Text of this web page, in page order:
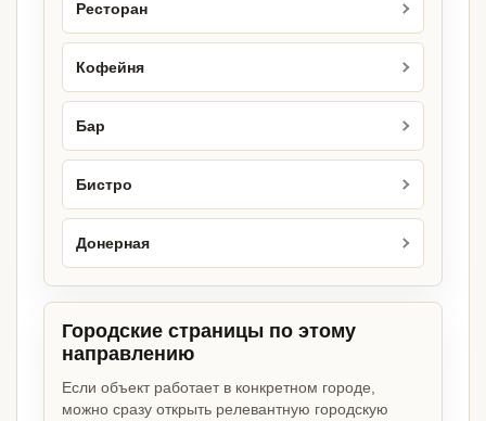
Ресторан
Кофейня
Бар
Бистро
Донерная
Городские страницы по этому
направлению
Если объект работает в конкретном городе,
можно сразу открыть релевантную городскую